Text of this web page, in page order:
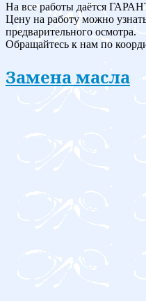
На все работы даётся
Цену на работу можно
предварительного осмотра.
Обращайтесь к нам по
Замена масла